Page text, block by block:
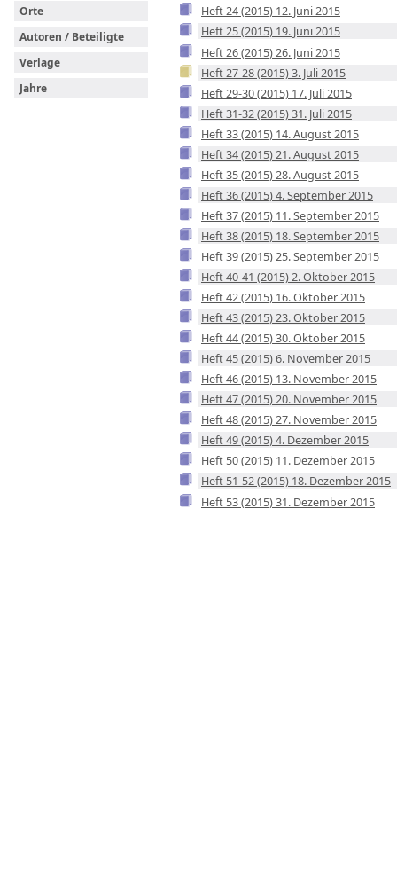
Orte
Autoren / Beteiligte
Verlage
Jahre
Heft 24 (2015) 12. Juni 2015
Heft 25 (2015) 19. Juni 2015
Heft 26 (2015) 26. Juni 2015
Heft 27-28 (2015) 3. Juli 2015
Heft 29-30 (2015) 17. Juli 2015
Heft 31-32 (2015) 31. Juli 2015
Heft 33 (2015) 14. August 2015
Heft 34 (2015) 21. August 2015
Heft 35 (2015) 28. August 2015
Heft 36 (2015) 4. September 2015
Heft 37 (2015) 11. September 2015
Heft 38 (2015) 18. September 2015
Heft 39 (2015) 25. September 2015
Heft 40-41 (2015) 2. Oktober 2015
Heft 42 (2015) 16. Oktober 2015
Heft 43 (2015) 23. Oktober 2015
Heft 44 (2015) 30. Oktober 2015
Heft 45 (2015) 6. November 2015
Heft 46 (2015) 13. November 2015
Heft 47 (2015) 20. November 2015
Heft 48 (2015) 27. November 2015
Heft 49 (2015) 4. Dezember 2015
Heft 50 (2015) 11. Dezember 2015
Heft 51-52 (2015) 18. Dezember 2015
Heft 53 (2015) 31. Dezember 2015